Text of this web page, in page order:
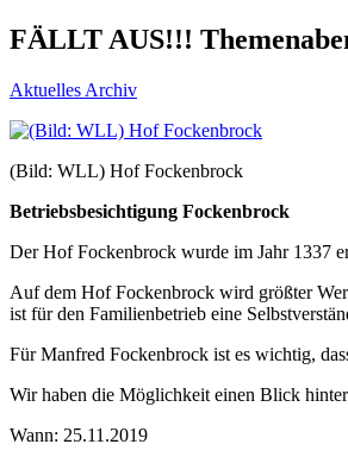
FÄLLT AUS!!!
Aktuelles Archiv
(Bild: WLL) Hof Fockenbrock
Betriebsbesichtigung Fockenbrock
Der Hof Fockenbrock wurde im Jahr 1337
Auf dem Hof Fockenbrock wird größter
ist für den Familienbetrieb eine
Für Manfred Fockenbrock ist es wichtig,
Wir haben die Möglichkeit einen Blick
Wann: 25.11.2019